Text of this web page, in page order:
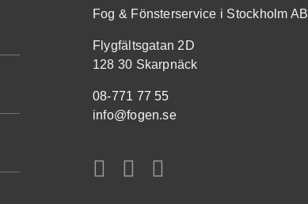
Fog & Fönsterservice i Stockholm AB
Flygfältsgatan 2D
128 30 Skarpnäck
08-771 77 55
info@fogen.se